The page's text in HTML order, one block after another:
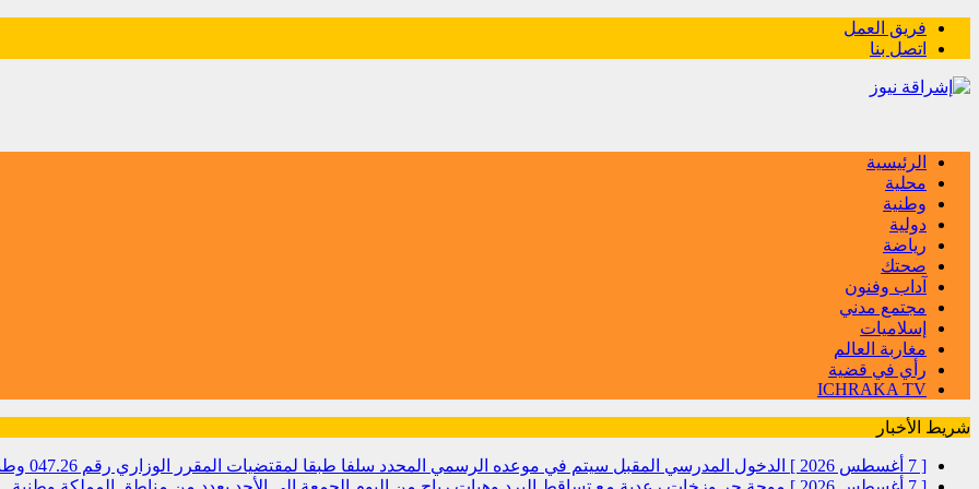
فريق العمل
اتصل بنا
الرئيسية
محلية
وطنية
دولية
رياضة
صحتك
آداب وفنون
مجتمع مدني
إسلاميات
مغاربة العالم
رأي في قضية
ICHRAKA TV
شريط الأخبار
[ 7 أغسطس 2026 ] الدخول المدرسي المقبل سیتم في موعده الرسمي المحدد سلفا طبقا لمقتضیات المقرر الوزاري رقم 047.26